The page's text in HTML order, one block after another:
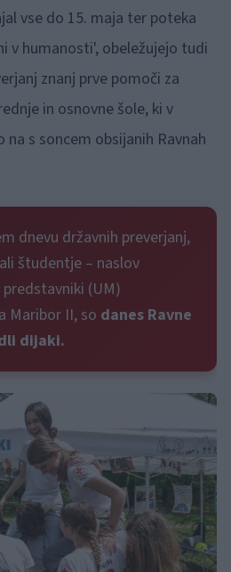
vse do 15. maja ter poteka
v humanosti', obeležujejo tudi
znanj prve pomoči za
in osnovne šole, ki v
s soncem obsijanih Ravnah
dnevu državnih preverjanj,
študentje – naslov
(UM)
Maribor II, so danes Ravne
dijaki.